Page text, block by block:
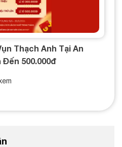
Thạch Anh Tại An
500.000đ